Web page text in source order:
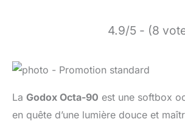
4.9/5 - (8
La Godox Octa-90 est une softbox
en quête d’une lumière douce et